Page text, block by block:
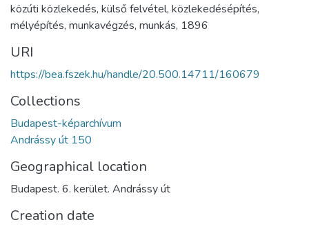
közúti közlekedés, külső felvétel, közlekedésépítés,
mélyépítés, munkavégzés, munkás, 1896
URI
https://bea.fszek.hu/handle/20.500.14711/160679
Collections
Budapest-képarchívum
Andrássy út 150
Geographical location
Budapest. 6. kerület. Andrássy út
Creation date